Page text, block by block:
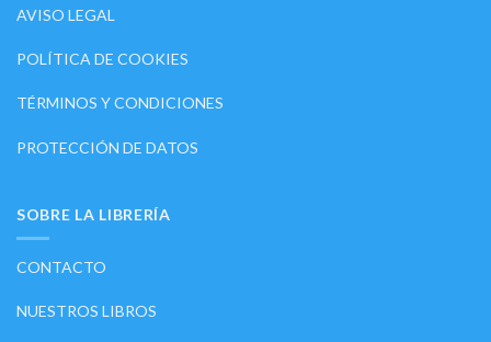
AVISO LEGAL
POLÍTICA DE COOKIES
TÉRMINOS Y CONDICIONES
PROTECCIÓN DE DATOS
SOBRE LA LIBRERÍA
CONTACTO
NUESTROS LIBROS